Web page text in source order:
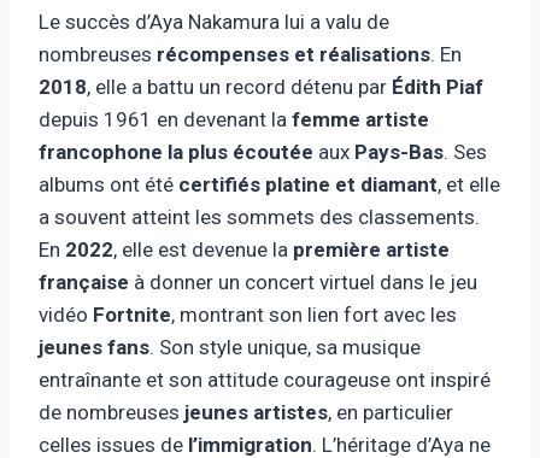
Le succès d’Aya Nakamura lui a valu de
nombreuses récompenses et réalisations. En
2018, elle a battu un record détenu par Édith Piaf
depuis 1961 en devenant la femme artiste
francophone la plus écoutée aux Pays-Bas. Ses
albums ont été certifiés platine et diamant, et elle
a souvent atteint les sommets des classements.
En 2022, elle est devenue la première artiste
française à donner un concert virtuel dans le jeu
vidéo Fortnite, montrant son lien fort avec les
jeunes fans. Son style unique, sa musique
entraînante et son attitude courageuse ont inspiré
de nombreuses jeunes artistes, en particulier
celles issues de l’immigration. L’héritage d’Aya ne